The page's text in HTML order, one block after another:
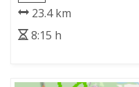
23.4 km
8:15 h